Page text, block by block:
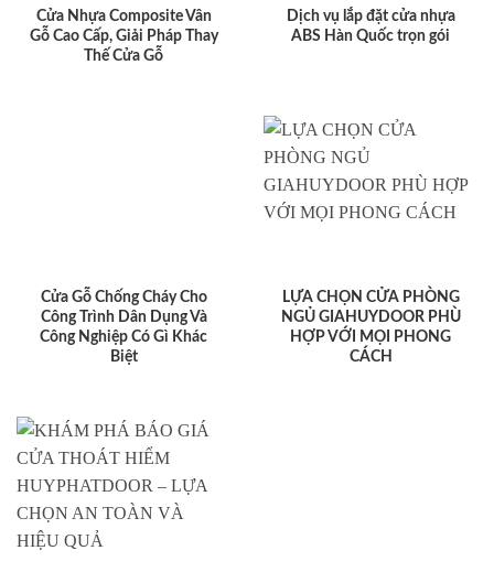
Cửa Nhựa Composite Vân
Gỗ Cao Cấp, Giải Pháp Thay
Thế Cửa Gỗ
Dịch vụ lắp đặt cửa nhựa
ABS Hàn Quốc trọn gói
Cửa Gỗ Chống Cháy Cho
Công Trình Dân Dụng Và
Công Nghiệp Có Gì Khác
Biệt
LỰA CHỌN CỬA PHÒNG
NGỦ GIAHUYDOOR PHÙ
HỢP VỚI MỌI PHONG
CÁCH